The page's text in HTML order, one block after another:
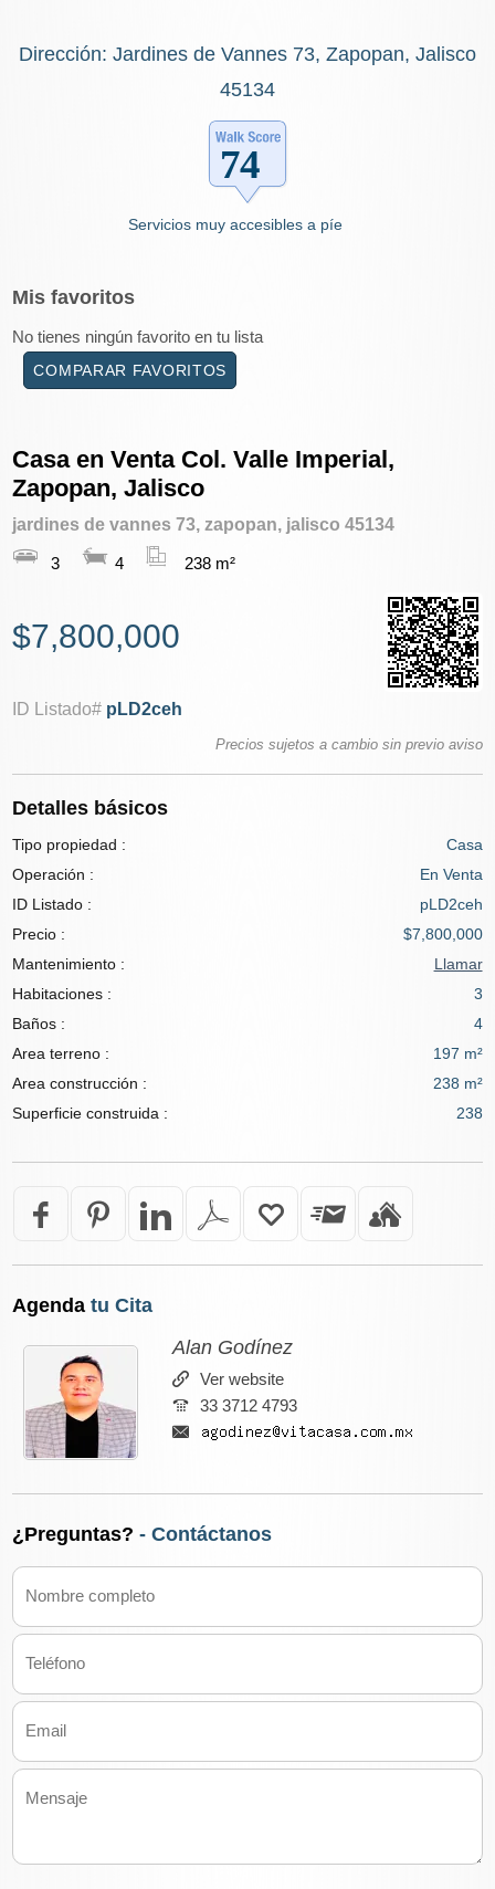
Dirección: Jardines de Vannes 73, Zapopan, Jalisco
45134
Servicios muy accesibles a píe
Mis favoritos
No tienes ningún favorito en tu lista
COMPARAR FAVORITOS
Casa en Venta Col. Valle Imperial,
Zapopan, Jalisco
jardines de vannes 73, zapopan, jalisco 45134
3 4 238 m²
$7,800,000
ID Listado# pLD2ceh
Precios sujetos a cambio sin previo aviso
Detalles básicos
Tipo propiedad :
Casa
Operación :
En Venta
ID Listado :
pLD2ceh
Precio :
$7,800,000
Mantenimiento :
Llamar
Habitaciones :
3
Baños :
4
Area terreno :
197 m²
Area construcción :
238 m²
Superficie construida :
238
Agenda tu Cita
Alan Godínez
Ver website
33 3712 4793
¿Preguntas? - Contáctanos